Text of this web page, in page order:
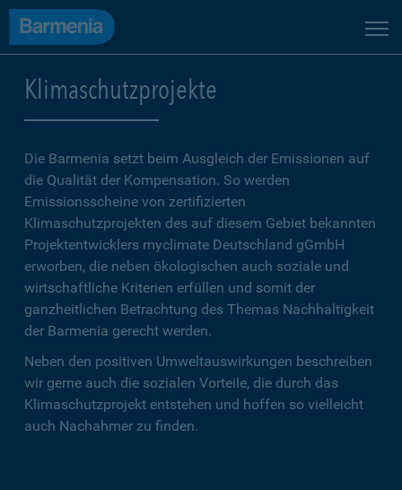
Klimaschutzprojekte
Die Barmenia setzt beim Ausgleich der Emissionen auf
die Qualität der Kompensation. So werden
Emissionsscheine von zertifizierten
Klimaschutzprojekten des auf diesem Gebiet bekannten
Projektentwicklers myclimate Deutschland gGmbH
erworben, die neben ökologischen auch soziale und
wirtschaftliche Kriterien erfüllen und somit der
ganzheitlichen Betrachtung des Themas Nachhaltigkeit
der Barmenia gerecht werden.
Neben den positiven Umweltauswirkungen beschreiben
wir gerne auch die sozialen Vorteile, die durch das
Klimaschutzprojekt entstehen und hoffen so vielleicht
auch Nachahmer zu finden.